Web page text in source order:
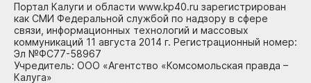
Портал Калуги и области www.kp40.ru зарегистрирован
как СМИ Федеральной службой по надзору в сфере
связи, информационных технологий и массовых
коммуникаций 11 августа 2014 г. Регистрационный номер:
Эл №ФС77-58967
Учредитель: ООО «Агентство «Комсомольская правда –
Калуга»